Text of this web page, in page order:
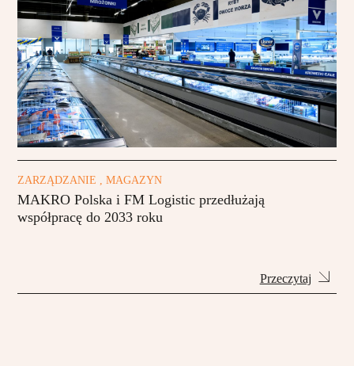
ZARZĄDZANIE , MAGAZYN
MAKRO Polska i FM Logistic przedłużają
współpracę do 2033 roku
Przeczytaj